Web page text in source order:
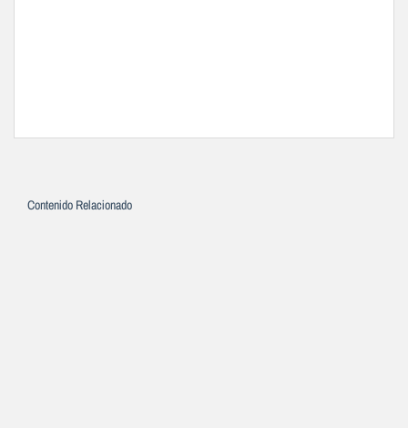
Contenido Relacionado